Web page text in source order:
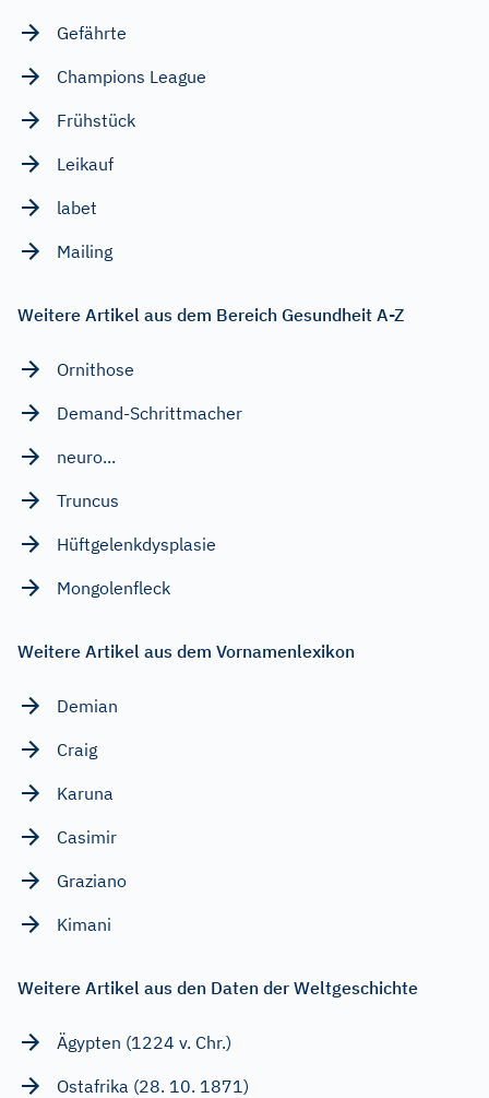
Gefährte
Champions League
Frühstück
Leikauf
labet
Mailing
Weitere Artikel aus dem Bereich Gesundheit A-Z
Ornithose
Demand-Schrittmacher
neuro...
Truncus
Hüftgelenkdysplasie
Mongolenfleck
Weitere Artikel aus dem Vornamenlexikon
Demian
Craig
Karuna
Casimir
Graziano
Kimani
Weitere Artikel aus den Daten der Weltgeschichte
Ägypten (1224 v. Chr.)
Ostafrika (28. 10. 1871)